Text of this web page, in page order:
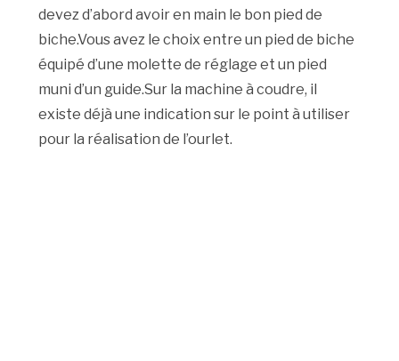
devez d’abord avoir en main le bon pied de
biche.Vous avez le choix entre un pied de biche
équipé d’une molette de réglage et un pied
muni d’un guide.Sur la machine à coudre, il
existe déjà une indication sur le point à utiliser
pour la réalisation de l’ourlet.